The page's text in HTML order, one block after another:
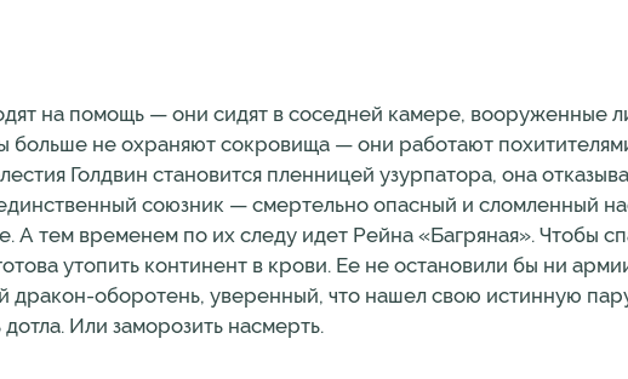
на помощь — они сидят в соседней камере, вооруженные
больше не охраняют сокровища — они работают
Голдвин становится пленницей узурпатора, она
союзник — смертельно опасный и сломленный
А тем временем по их следу идет Рейна «Багряная». Чтобы
утопить континент в крови. Ее не остановили бы ни
дракон-оборотень, уверенный, что нашел свою истинную
Или заморозить насмерть.